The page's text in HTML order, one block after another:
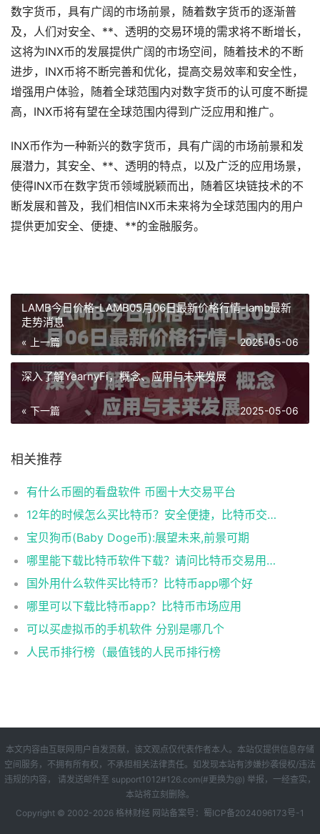
数字货币，具有广阔的市场前景，随着数字货币的逐渐普
及，人们对安全、**、透明的交易环境的需求将不断增长，
这将为INX币的发展提供广阔的市场空间，随着技术的不断
进步，INX币将不断完善和优化，提高交易效率和安全性，
增强用户体验，随着全球范围内对数字货币的认可度不断提
高，INX币将有望在全球范围内得到广泛应用和推广。
INX币作为一种新兴的数字货币，具有广阔的市场前景和发
展潜力，其安全、**、透明的特点，以及广泛的应用场景，
使得INX币在数字货币领域脱颖而出，随着区块链技术的不
断发展和普及，我们相信INX币未来将为全球范围内的用户
提供更加安全、便捷、**的金融服务。
LAMB今日价格-LAMB05月06日最新价格行情-lamb最新
走势消息
« 上一篇 2025-05-06
深入了解YearnyFi，概念、应用与未来发展
« 下一篇 2025-05-06
相关推荐
有什么币圈的看盘软件 币圈十大交易平台
12年的时候怎么买比特币？安全便捷，比特币交易首选
宝贝狗币(Baby Doge币):展望未来,前景可期
哪里能下载比特币软件下载？请问比特币交易用什么软件
国外用什么软件买比特币？比特币app哪个好
哪里可以下载比特币app？比特币市场应用
可以买虚拟币的手机软件 分别是哪几个
人民币排行榜（最值钱的人民币排行榜
本文内容由互联网用户自发贡献，该文观点仅代表作者本人。本站仅提供信息存储
空间服务，不拥有所有权，不承担相关法律责任。如发现本站有涉嫌抄袭侵权/违法
违规的内容， 请发送邮件至 support1012#126.com(#更换为@) 举报，一经查实，
本站将立刻删除。
Copyright © 2002-2026 格林财经 网站备案号： 蜀ICP备2024096173号-1